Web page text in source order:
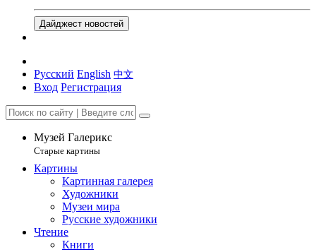
Дайджест новостей
Русский English 中文
Вход Регистрация
Музей Галерикс
Старые картины
Картины
Картинная галерея
Художники
Музеи мира
Русские художники
Чтение
Книги